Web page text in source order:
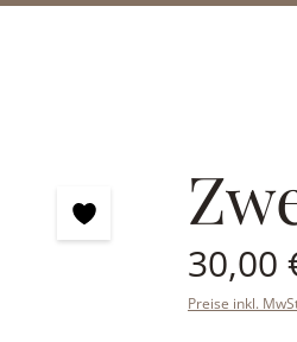
Regulärer
30,00
Preise inkl.